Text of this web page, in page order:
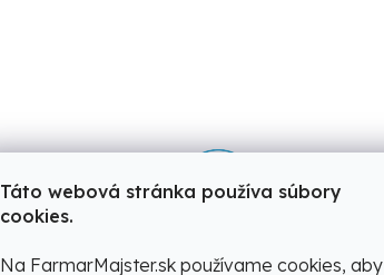
Táto webová stránka používa súbory
cookies.
Na FarmarMajster.sk používame cookies, aby